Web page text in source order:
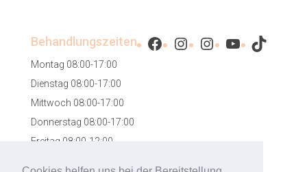
Behandlungszeiten
Montag 08:00-17:00
Dienstag 08:00-17:00
Mittwoch 08:00-17:00
Donnerstag 08:00-17:00
Freitag 08:00-12:00
Facebook
Instagram
Instagram
YouTube
TikTok